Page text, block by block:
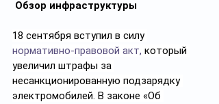
Обзор инфраструктуры
18 сентября вступил в силу
нормативно-правовой акт, который
увеличил штрафы за
несанкционированную подзарядку
электромобилей. В законе «Об